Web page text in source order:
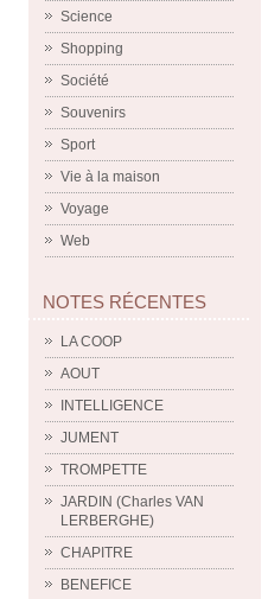
Science
Shopping
Société
Souvenirs
Sport
Vie à la maison
Voyage
Web
NOTES RÉCENTES
LA COOP
AOUT
INTELLIGENCE
JUMENT
TROMPETTE
JARDIN (Charles VAN
LERBERGHE)
CHAPITRE
BENEFICE